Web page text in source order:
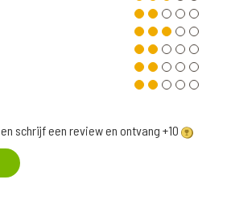
en schrijf een review en ontvang +10